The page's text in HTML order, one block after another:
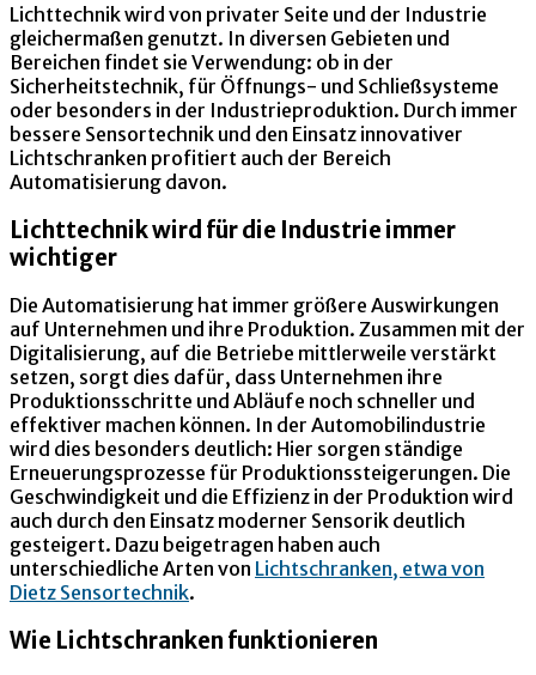
Lichttechnik wird von privater Seite und der Industrie
gleichermaßen genutzt. In diversen Gebieten und
Bereichen findet sie Verwendung: ob in der
Sicherheitstechnik, für Öffnungs- und Schließsysteme
oder besonders in der Industrieproduktion. Durch immer
bessere Sensortechnik und den Einsatz innovativer
Lichtschranken profitiert auch der Bereich
Automatisierung davon.
Lichttechnik wird für die Industrie immer
wichtiger
Die Automatisierung hat immer größere Auswirkungen
auf Unternehmen und ihre Produktion. Zusammen mit der
Digitalisierung, auf die Betriebe mittlerweile verstärkt
setzen, sorgt dies dafür, dass Unternehmen ihre
Produktionsschritte und Abläufe noch schneller und
effektiver machen können. In der Automobilindustrie
wird dies besonders deutlich: Hier sorgen ständige
Erneuerungsprozesse für Produktionssteigerungen. Die
Geschwindigkeit und die Effizienz in der Produktion wird
auch durch den Einsatz moderner Sensorik deutlich
gesteigert. Dazu beigetragen haben auch
unterschiedliche Arten von Lichtschranken, etwa von
Dietz Sensortechnik.
Wie Lichtschranken funktionieren